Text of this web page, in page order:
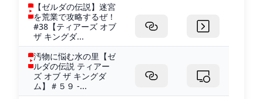
【ゼルダの伝説】迷宮
を荒業で攻略するぜ！
#38【ティアーズ オブ
ザ キングダ...
汚物に悩む水の里【ゼ
ルダの伝説 ティアー
ズ オブ ザ キングダ
ム】＃５９ -...